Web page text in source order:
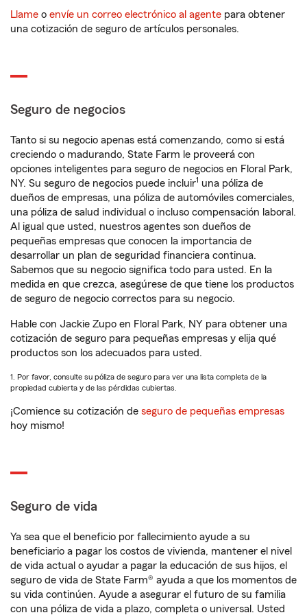
Llame o envíe un correo electrónico al agente para obtener
una cotización de seguro de artículos personales.
Seguro de negocios
Tanto si su negocio apenas está comenzando, como si está
creciendo o madurando, State Farm le proveerá con
opciones inteligentes para seguro de negocios en Floral Park,
NY. Su seguro de negocios puede incluir1 una póliza de
dueños de empresas, una póliza de automóviles comerciales,
una póliza de salud individual o incluso compensación laboral.
Al igual que usted, nuestros agentes son dueños de
pequeñas empresas que conocen la importancia de
desarrollar un plan de seguridad financiera continua.
Sabemos que su negocio significa todo para usted. En la
medida en que crezca, asegúrese de que tiene los productos
de seguro de negocio correctos para su negocio.
Hable con Jackie Zupo en Floral Park, NY para obtener una
cotización de seguro para pequeñas empresas y elija qué
productos son los adecuados para usted.
1. Por favor, consulte su póliza de seguro para ver una lista completa de la
propiedad cubierta y de las pérdidas cubiertas.
¡Comience su cotización de seguro de pequeñas empresas
hoy mismo!
Seguro de vida
Ya sea que el beneficio por fallecimiento ayude a su
beneficiario a pagar los costos de vivienda, mantener el nivel
de vida actual o ayudar a pagar la educación de sus hijos, el
seguro de vida de State Farm® ayuda a que los momentos de
su vida continúen. Ayude a asegurar el futuro de su familia
con una póliza de vida a plazo, completa o universal. Usted